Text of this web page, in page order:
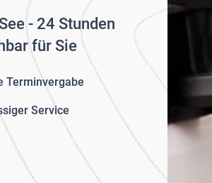
- 24 Stunden
für Sie
Terminvergabe
Service